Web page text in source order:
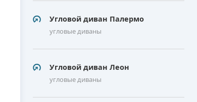
Угловой диван Палермо
угловые диваны
Угловой диван Леон
угловые диваны